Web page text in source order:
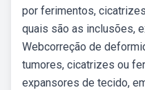
por ferimentos,
quais são as inclusões,
Webcorreção de
tumores, cicatrizes ou
expansores de tecido,